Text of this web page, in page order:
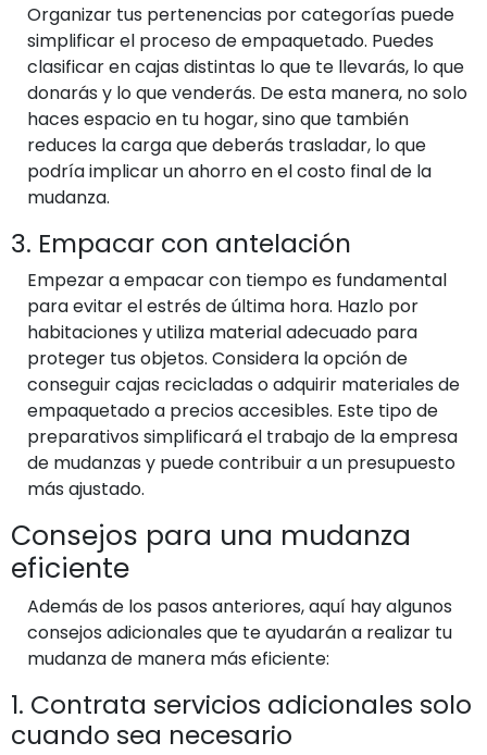
Organizar tus pertenencias por categorías puede
simplificar el proceso de empaquetado. Puedes
clasificar en cajas distintas lo que te llevarás, lo que
donarás y lo que venderás. De esta manera, no solo
haces espacio en tu hogar, sino que también
reduces la carga que deberás trasladar, lo que
podría implicar un ahorro en el costo final de la
mudanza.
3. Empacar con antelación
Empezar a empacar con tiempo es fundamental
para evitar el estrés de última hora. Hazlo por
habitaciones y utiliza material adecuado para
proteger tus objetos. Considera la opción de
conseguir cajas recicladas o adquirir materiales de
empaquetado a precios accesibles. Este tipo de
preparativos simplificará el trabajo de la empresa
de mudanzas y puede contribuir a un presupuesto
más ajustado.
Consejos para una mudanza
eficiente
Además de los pasos anteriores, aquí hay algunos
consejos adicionales que te ayudarán a realizar tu
mudanza de manera más eficiente:
1. Contrata servicios adicionales solo
cuando sea necesario